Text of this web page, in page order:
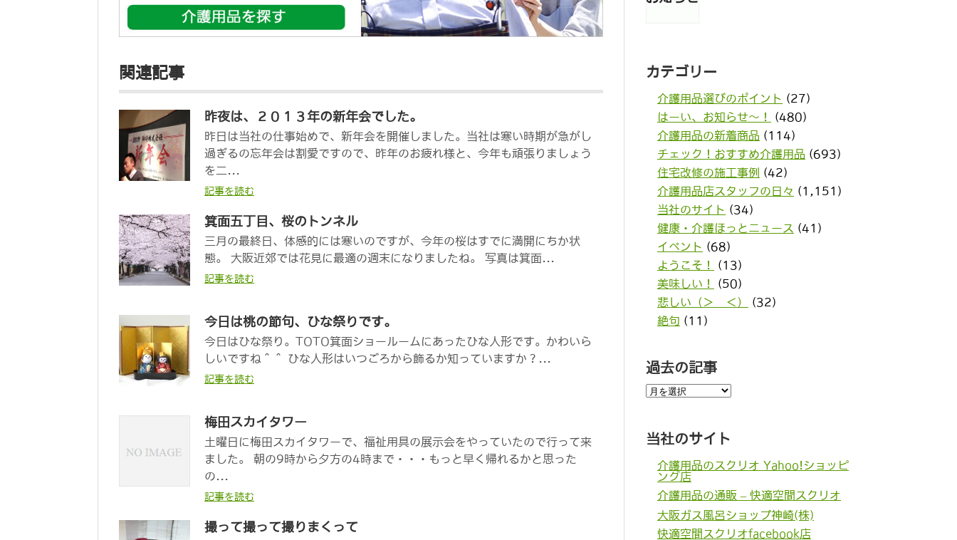
関連記事
昨夜は、２０１３年の新年会でした。
昨日は当社の仕事始めで、新年会を開催しました。当社は寒い時期が急がし
過ぎるの忘年会は割愛ですので、昨年のお疲れ様と、今年も頑張りましょう
を二...
記事を読む
箕面五丁目、桜のトンネル
三月の最終日、体感的には寒いのですが、今年の桜はすでに満開にちか状
態。 大阪近郊では花見に最適の週末になりましたね。 写真は箕面...
記事を読む
今日は桃の節句、ひな祭りです。
今日はひな祭り。TOTO箕面ショールームにあったひな人形です。かわいら
しいですね＾＾ ひな人形はいつごろから飾るか知っていますか？...
記事を読む
梅田スカイタワー
土曜日に梅田スカイタワーで、福祉用具の展示会をやっていたので行って来
ました。 朝の9時から夕方の4時まで・・・もっと早く帰れるかと思った
の...
記事を読む
撮って撮って撮りまくって
カテゴリー
介護用品選びのポイント (27)
はーい、お知らせ〜！
(480)
介護用品の新着商品 (114)
チェック！おすすめ介護用品 (693)
住宅改修の施工事例 (42)
介護用品店スタッフの日々 (1,151)
当社のサイト (34)
健康・介護ほっとニュース (41)
イベント (68)
ようこそ！
(13)
美味しい！
(50)
悲しい（＞＿＜）
(32)
絶句 (11)
過去の記事
過
去
事
当社のサイト
介護用品のスクリオ Yahoo!ショッピ
ング店
介護用品の通販 – 快適空間スクリオ
大阪ガス風呂ショップ神崎(株)
快適空間スクリオfacebook店